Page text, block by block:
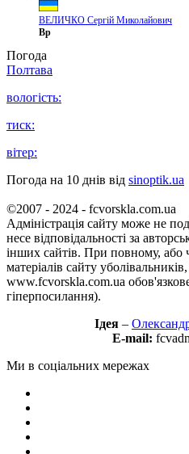
ВЕЛИЧКО Сергій Миколайович
Вр
Погода
Полтава
вологість:
тиск:
вітер:
Погода на 10 днів від sinoptik.ua
©2007 - 2024 - fcvorskla.com.ua
Адміністрація сайту може не
несе відповідальності за
інших сайтів. При повному, або
матеріалів сайту
www.fcvorskla.com.ua
гіперпосилання).
Ідея –
E-mail:
Ми в соціальних мережах